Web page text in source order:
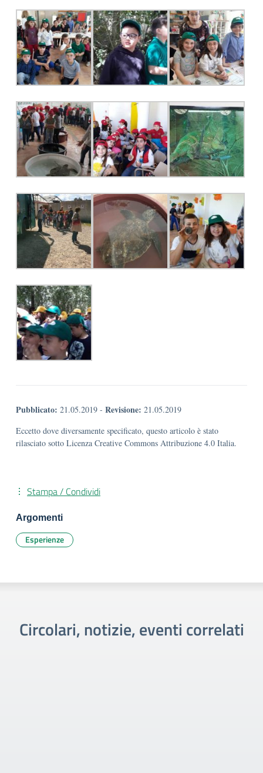
Pubblicato: 21.05.2019 - Revisione: 21.05.2019
Eccetto dove diversamente specificato, questo articolo è stato
rilasciato sotto Licenza Creative Commons Attribuzione 4.0 Italia.
Stampa / Condividi
Argomenti
Esperienze
Circolari, notizie, eventi correlati